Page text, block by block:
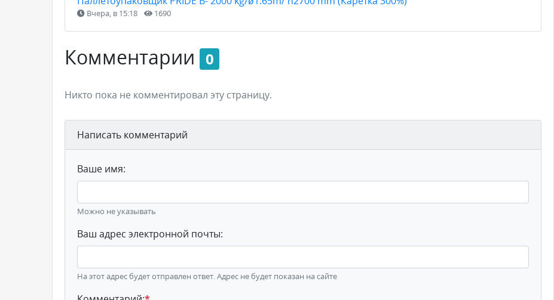
Вчера, в 15:18 1690
Комментарии 0
Никто пока не комментировал эту страницу.
Написать комментарий
Ваше имя:
Можно не указывать
Ваш адрес электронной почты:
На этот адрес будет отправлен ответ. Адрес не будет показан на сайте